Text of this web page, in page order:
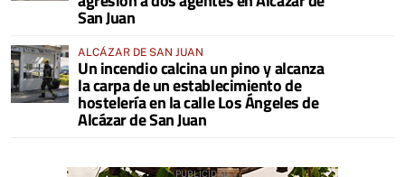
San Juan
ALCÁZAR DE SAN JUAN
Un incendio calcina un pino y alcanza
la carpa de un establecimiento de
hostelería en la calle Los Ángeles de
Alcázar de San Juan